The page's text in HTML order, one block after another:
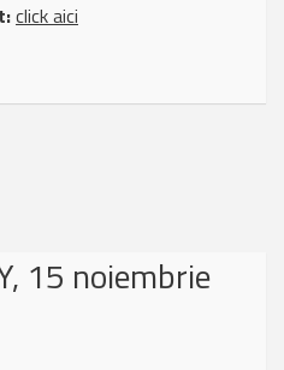
click aici
15 noiembrie